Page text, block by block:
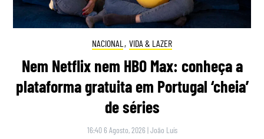
NACIONAL , VIDA & LAZER
Nem Netflix nem HBO Max: conheça a
plataforma gratuita em Portugal ‘cheia’
de séries
16:40 6 Agosto, 2026 |João Luís